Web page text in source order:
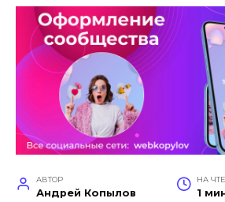
АВТОР
Андрей Копылов
НА
1